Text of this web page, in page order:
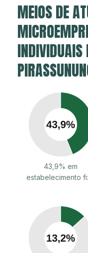
MEIOS DE
INDIVIDUAIS
43,9% em
estabelecimento